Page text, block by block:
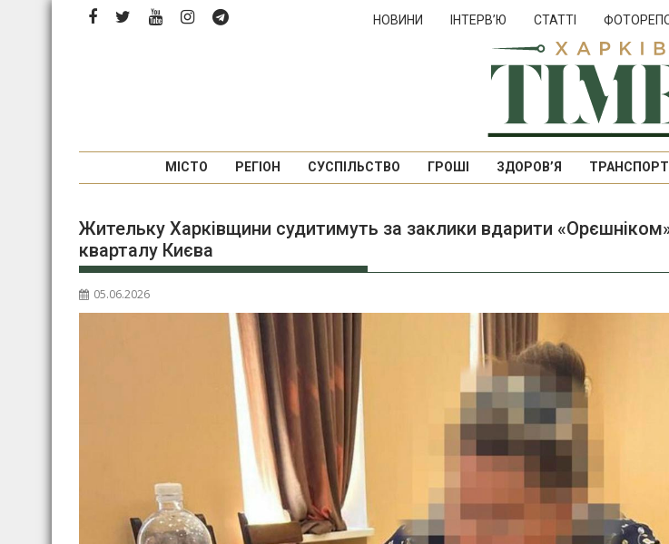
НОВИНИ ІНТЕРВ’Ю СТАТТІ
МІСТО РЕГІОН СУСПІЛЬСТВО ГРОШІ ЗДОРОВ’Я ТРАНСПОРТ
Жительку Харківщини судитимуть за заклики вдарити
кварталу Києва
05.06.2026